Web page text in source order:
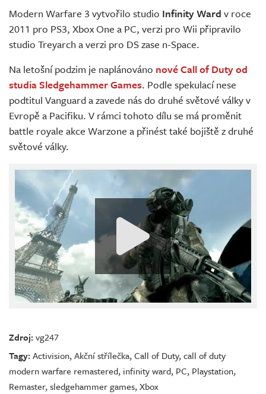
Modern Warfare 3 vytvořilo studio Infinity Ward v roce
2011 pro PS3, Xbox One a PC, verzi pro Wii připravilo
studio Treyarch a verzi pro DS zase n-Space.
Na letošní podzim je naplánováno nové Call of Duty od
studia Sledgehammer Games. Podle spekulací nese
podtitul Vanguard a zavede nás do druhé světové války v
Evropě a Pacifiku. V rámci tohoto dílu se má proměnit
battle royale akce Warzone a přinést také bojiště z druhé
světové války.
Zdroj:vg247
Tagy:Activision,Akční střílečka,Call of Duty,call of duty
modern warfare remastered, infinity ward, PC, Playstation,
Remaster,sledgehammer games,Xbox